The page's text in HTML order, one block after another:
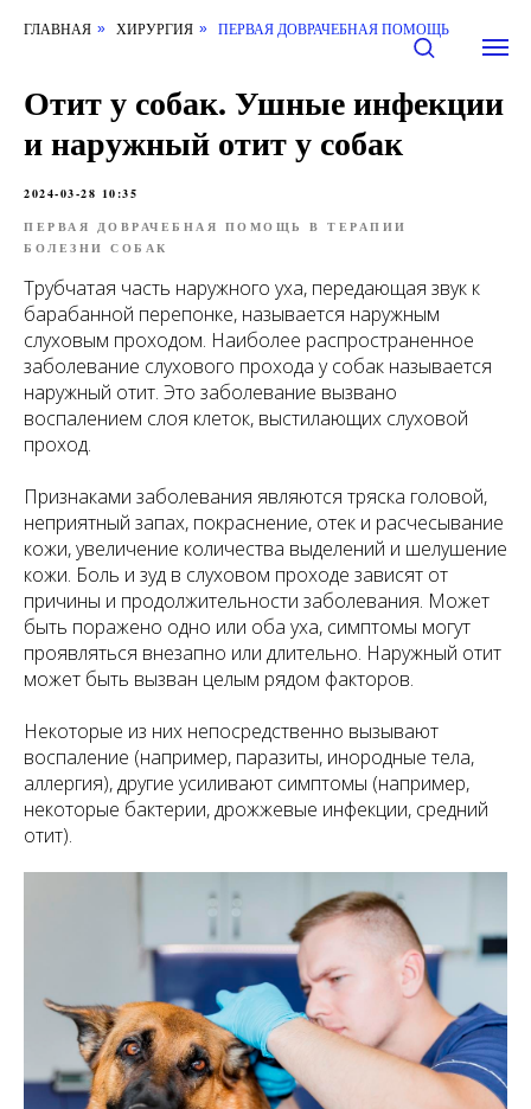
ГЛАВНАЯ » ХИРУРГИЯ » ПЕРВАЯ ДОВРАЧЕБНАЯ ПОМОЩЬ
Отит у собак. Ушные инфекции
и наружный отит у собак
2024-03-28 10:35
ПЕРВАЯ ДОВРАЧЕБНАЯ ПОМОЩЬ В ТЕРАПИИ
БОЛЕЗНИ СОБАК
Трубчатая часть наружного уха, передающая звук к
барабанной перепонке, называется наружным
слуховым проходом. Наиболее распространенное
заболевание слухового прохода у собак называется
наружный отит. Это заболевание вызвано
воспалением слоя клеток, выстилающих слуховой
проход.
Признаками заболевания являются тряска головой,
неприятный запах, покраснение, отек и расчесывание
кожи, увеличение количества выделений и шелушение
кожи. Боль и зуд в слуховом проходе зависят от
причины и продолжительности заболевания. Может
быть поражено одно или оба уха, симптомы могут
проявляться внезапно или длительно. Наружный отит
может быть вызван целым рядом факторов.
Некоторые из них непосредственно вызывают
воспаление (например, паразиты, инородные тела,
аллергия), другие усиливают симптомы (например,
некоторые бактерии, дрожжевые инфекции, средний
отит).